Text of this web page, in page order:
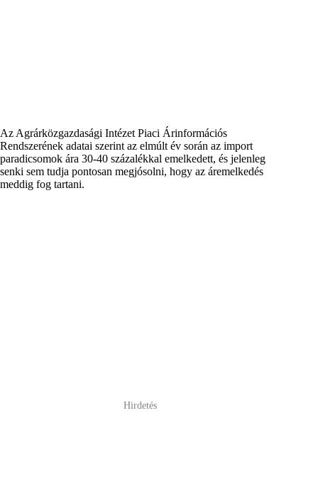
Az Agrárközgazdasági Intézet Piaci Árinformációs
Rendszerének adatai szerint az elmúlt év során az import
paradicsomok ára 30-40 százalékkal emelkedett, és jelenleg
senki sem tudja pontosan megjósolni, hogy az áremelkedés
meddig fog tartani.
Hirdetés